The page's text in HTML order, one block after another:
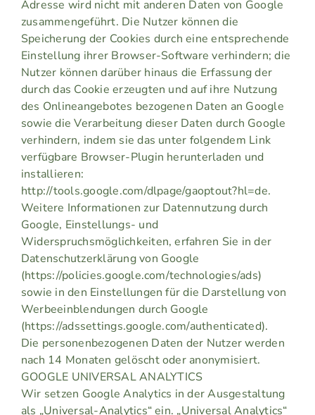
Adresse wird nicht mit anderen Daten von Google
zusammengeführt. Die Nutzer können die
Speicherung der Cookies durch eine entsprechende
Einstellung ihrer Browser-Software verhindern; die
Nutzer können darüber hinaus die Erfassung der
durch das Cookie erzeugten und auf ihre Nutzung
des Onlineangebotes bezogenen Daten an Google
sowie die Verarbeitung dieser Daten durch Google
verhindern, indem sie das unter folgendem Link
verfügbare Browser-Plugin herunterladen und
installieren:
http://tools.google.com/dlpage/gaoptout?hl=de.
Weitere Informationen zur Datennutzung durch
Google, Einstellungs- und
Widerspruchsmöglichkeiten, erfahren Sie in der
Datenschutzerklärung von Google
(https://policies.google.com/technologies/ads)
sowie in den Einstellungen für die Darstellung von
Werbeeinblendungen durch Google
(https://adssettings.google.com/authenticated).
Die personenbezogenen Daten der Nutzer werden
nach 14 Monaten gelöscht oder anonymisiert.
GOOGLE UNIVERSAL ANALYTICS
Wir setzen Google Analytics in der Ausgestaltung
als „Universal-Analytics“ ein. „Universal Analytics“